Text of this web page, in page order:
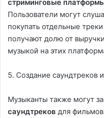
стриминговые
Пользователи могут
покупать отдельные
получают долю от
музыкой на этих
5. Создание саундтреков
Музыканты также могут
саундтреков для